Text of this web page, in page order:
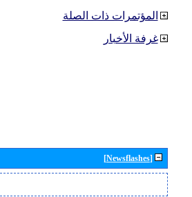
المؤتمرات ذات الصلة
غرفة الأخبار
[Newsflashes]